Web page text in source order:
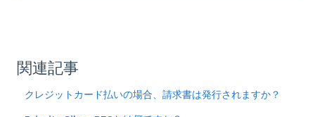
関連記事
クレジットカード払いの場合、請求書は発行されますか？